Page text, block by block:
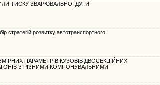
ТИСКУ ЗВАРЮВАЛЬНОЇ ДУГИ
стратегій розвитку автотранспортного
ПАРАМЕТРІВ КУЗОВІВ ДВОСЕКЦІЙНИХ
З РІЗНИМИ КОМПОНУВАЛЬНИМИ